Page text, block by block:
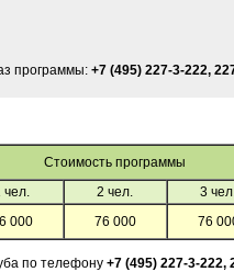
программы: +7 (495) 227-3-222,
Стоимость программы
чел.
2 чел.
3
000 76 000 76
по телефону +7 (495) 227-3-222,